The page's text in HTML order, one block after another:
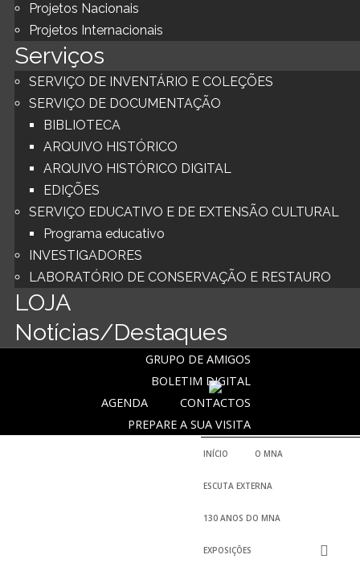
Projetos Nacionais
Projetos Internacionais
Serviços
SERVIÇO DE INVENTÁRIO E COLEÇÕES
SERVIÇO DE DOCUMENTAÇÃO
BIBLIOTECA
ARQUIVO HISTÓRICO
ARQUIVO HISTÓRICO DIGITAL
EDIÇÕES
SERVIÇO EDUCATIVO E DE EXTENSÃO CULTURAL
Programa educativo
INVESTIGADORES
LABORATÓRIO DE CONSERVAÇÃO E RESTAURO
LOJA
Notícias/Destaques
GRUPO DE AMIGOS
BOLETIM DIGITAL
CONTACTOS
AGENDA
PREPARE A SUA VISITA
INÍCIO O MNA
ESCUTA EXTERNA
130 ANOS DO MNA
EXPOSIÇÕES